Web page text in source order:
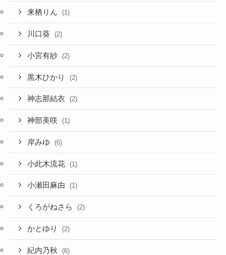
来栖りん (1)
川口葵 (2)
小宮有紗 (2)
黒木ひかり (2)
神志那結衣 (2)
神部美咲 (1)
岸みゆ (6)
小此木流花 (1)
小瀬田麻由 (1)
くろがねさら (2)
かとゆり (2)
紀内乃秋 (6)